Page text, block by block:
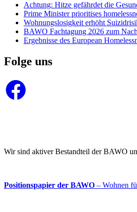
Achtung: Hitze gefährdet die
Prime Minister prioritises
Wohnungslosigkeit erhöht
BAWO Fachtagung 2026 zum
Ergebnisse des European
Folge uns
Facebook
Wir sind aktiver Bestandteil der BAWO
Positionspapier der BAWO – Wohnen